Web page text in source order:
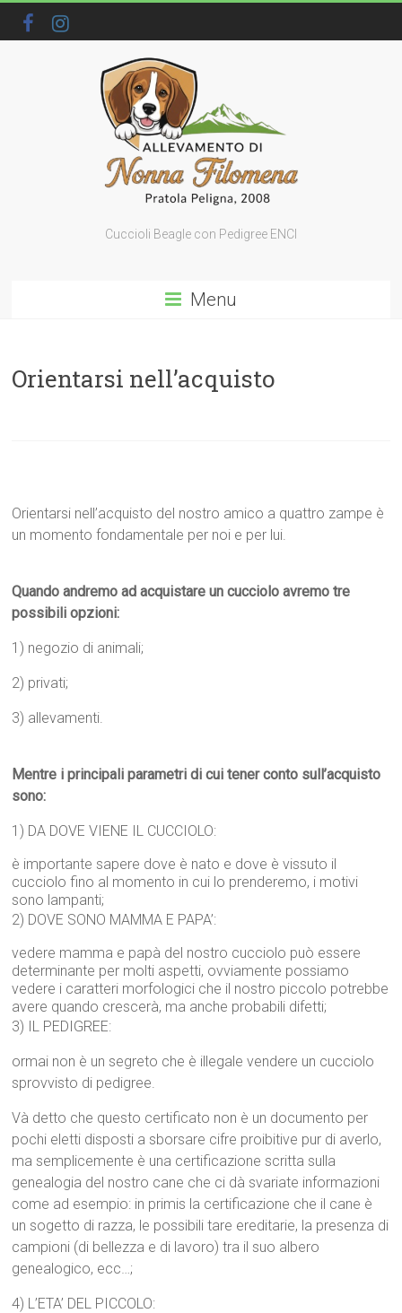
Cuccioli Beagle con Pedigree ENCI
Menu
Orientarsi nell’acquisto
Orientarsi nell’acquisto del nostro amico a quattro zampe è
un momento fondamentale per noi e per lui.
Quando andremo ad acquistare un cucciolo avremo tre
possibili opzioni:
1) negozio di animali;
2) privati;
3) allevamenti.
Mentre i principali parametri di cui tener conto sull’acquisto
sono:
1) DA DOVE VIENE IL CUCCIOLO:
è importante sapere dove è nato e dove è vissuto il
cucciolo fino al momento in cui lo prenderemo, i motivi
sono lampanti;
2) DOVE SONO MAMMA E PAPA’:
vedere mamma e papà del nostro cucciolo può essere
determinante per molti aspetti, ovviamente possiamo
vedere i caratteri morfologici che il nostro piccolo potrebbe
avere quando crescerà, ma anche probabili difetti;
3) IL PEDIGREE:
ormai non è un segreto che è illegale vendere un cucciolo
sprovvisto di pedigree.
Và detto che questo certificato non è un documento per
pochi eletti disposti a sborsare cifre proibitive pur di averlo,
ma semplicemente è una certificazione scritta sulla
genealogia del nostro cane che ci dà svariate informazioni
come ad esempio: in primis la certificazione che il cane è
un sogetto di razza, le possibili tare ereditarie, la presenza di
campioni (di bellezza e di lavoro) tra il suo albero
genealogico, ecc…;
4) L’ETA’ DEL PICCOLO: